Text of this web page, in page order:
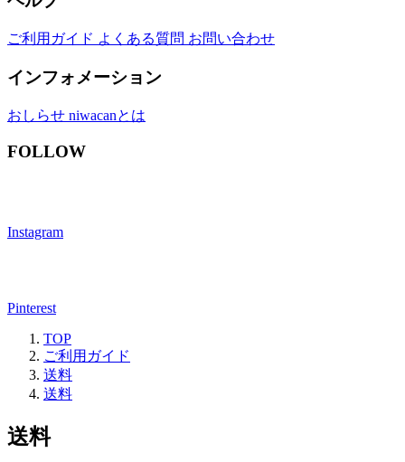
ご利用ガイド よくある質問 お問い合わせ
インフォメーション
おしらせ niwacanとは
FOLLOW
Instagram
Pinterest
TOP
ご利用ガイド
送料
送料
送料